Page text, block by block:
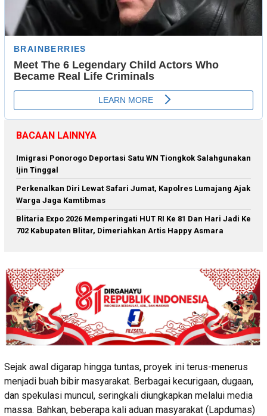
BACAAN LAINNYA
Imigrasi Ponorogo Deportasi Satu WN Tiongkok Salahgunakan
Ijin Tinggal
Perkenalkan Diri Lewat Safari Jumat, Kapolres Lumajang Ajak
Warga Jaga Kamtibmas
Blitaria Expo 2026 Memperingati HUT RI Ke 81 Dan Hari Jadi Ke
702 Kabupaten Blitar, Dimeriahkan Artis Happy Asmara
Sejak awal digarap hingga tuntas, proyek ini terus-menerus
menjadi buah bibir masyarakat. Berbagai kecurigaan, dugaan,
dan spekulasi muncul, seringkali diungkapkan melalui media
massa. Bahkan, beberapa kali aduan masyarakat (Lapdumas)